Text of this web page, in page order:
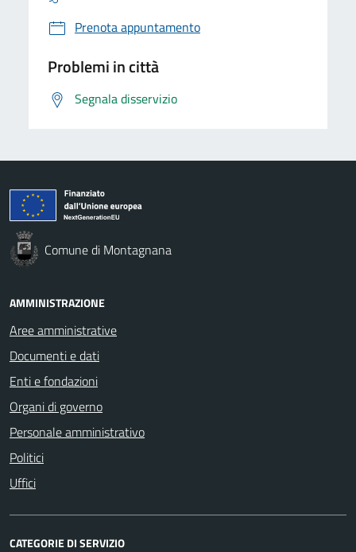
Prenota appuntamento
Problemi in città
Segnala disservizio
Comune di Montagnana
AMMINISTRAZIONE
Aree amministrative
Documenti e dati
Enti e fondazioni
Organi di governo
Personale amministrativo
Politici
Uffici
CATEGORIE DI SERVIZIO